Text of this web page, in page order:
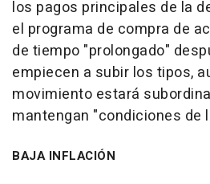
los pagos principales de la
el programa de compra de
de tiempo "prolongado"
empiecen a subir los tipos,
movimiento estará
mantengan "condiciones de
BAJA INFLACIÓN